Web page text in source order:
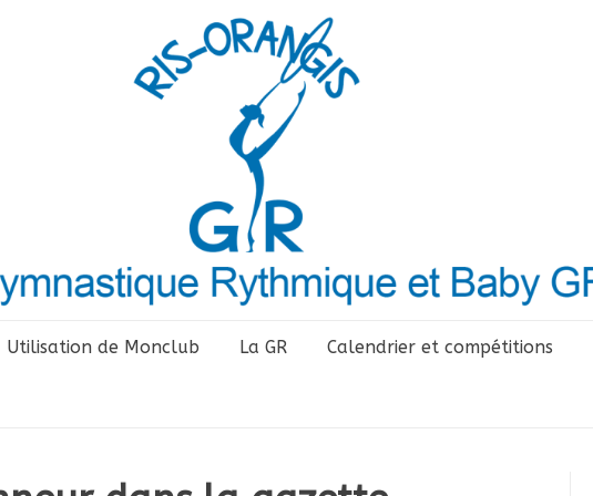
Utilisation de Monclub La GR Calendrier et compétitions